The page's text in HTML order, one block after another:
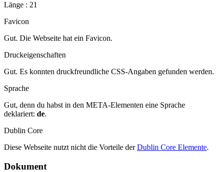
Länge : 21
Favicon
Gut. Die Webseite hat ein Favicon.
Druckeigenschaften
Gut. Es konnten druckfreundliche CSS-Angaben gefunden werden.
Sprache
Gut, denn du habst in den META-Elementen eine Sprache
deklariert: de.
Dublin Core
Diese Webseite nutzt nicht die Vorteile derDublin Core Elemente.
Dokument